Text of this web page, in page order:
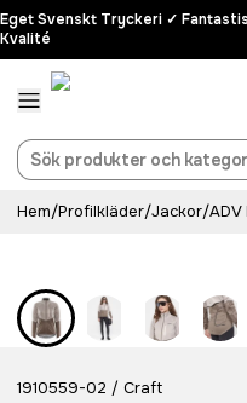
Eget Svenskt Tryckeri ✓
Kvalité
Hem/Profilkläder/Jackor/
1910559-02 / Craft